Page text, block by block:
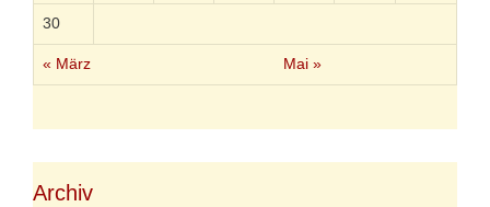
n
« März Mai »
30
Archiv